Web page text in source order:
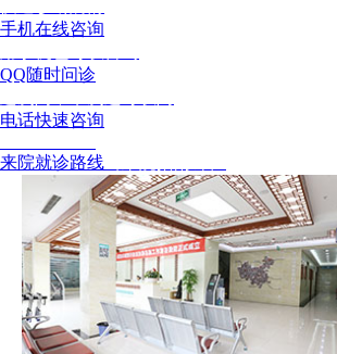
手机在线咨询
QQ随时问诊
电话快速咨询
来院就诊路线